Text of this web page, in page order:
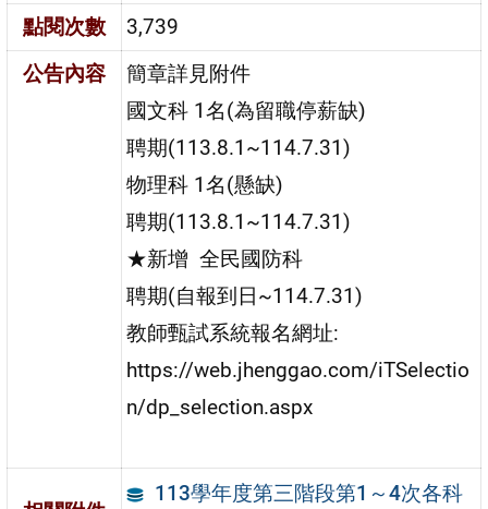
點閱次數
3,739
公告內容
簡章詳見附件
國文科 1名(為留職停薪缺)
聘期(113.8.1~114.7.31)
物理科 1名(懸缺)
聘期(113.8.1~114.7.31)
★新增 全民國防科
聘期(自報到日~114.7.31)
教師甄試系統報名網址:
https://web.jhenggao.com/iTSelectio
n/dp_selection.aspx
113學年度第三階段第1～4次各科